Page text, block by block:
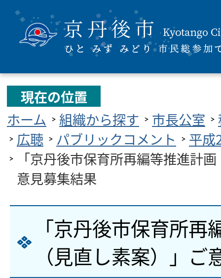
現在の位置
ホーム
組織から探す 市長公室
広聴
パブリックコメント
平成
「京丹後市保育所再編等推進計
意見募集結果
「京丹後市保育所再
（見直し素案）」ご